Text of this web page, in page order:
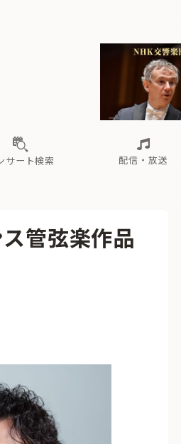
海の向こうの音楽家 Aからの眺望
ンサート
過去の特集
サート検索 配信・放送
配信スケジュール
や ら わ
Aからの眺望
管弦楽作品